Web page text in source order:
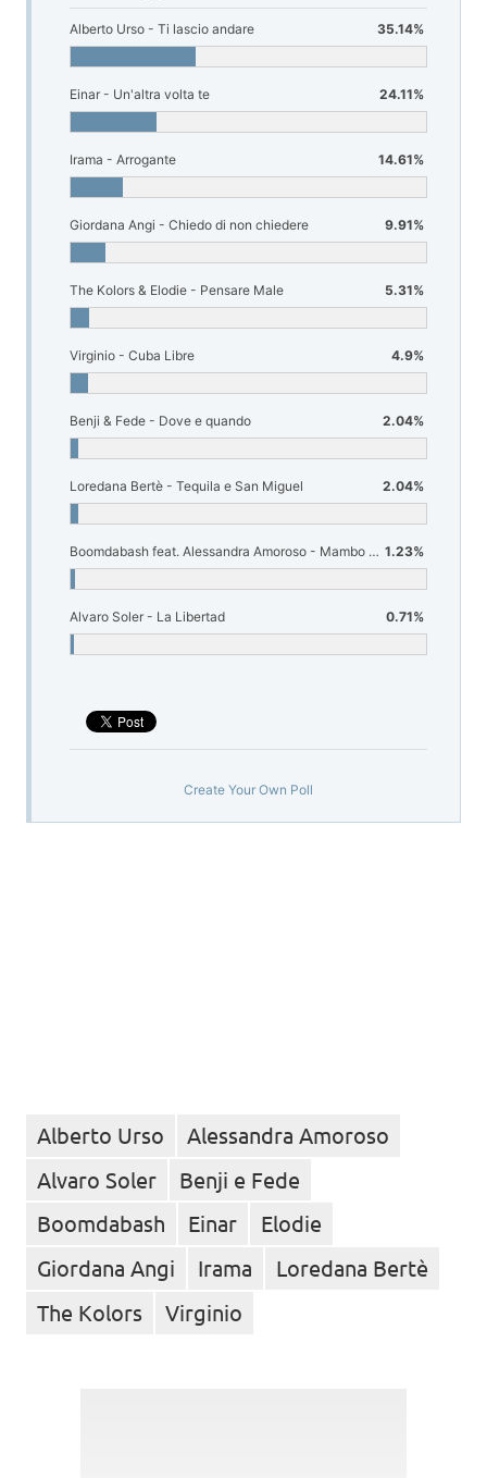
Alberto Urso - Ti lascio andare 35.14%
Einar - Un'altra volta te 24.11%
Irama - Arrogante 14.61%
Giordana Angi - Chiedo di non chiedere 9.91%
The Kolors & Elodie - Pensare Male 5.31%
Virginio - Cuba Libre 4.9%
Benji & Fede - Dove e quando 2.04%
Loredana Bertè - Tequila e San Miguel 2.04%
Boomdabash feat. Alessandra Amoroso - Mambo salentino 1.23%
Alvaro Soler - La Libertad 0.71%
Create Your Own Poll
Alberto Urso
Alessandra Amoroso
Alvaro Soler
Benji e Fede
Boomdabash
Einar
Elodie
Giordana Angi
Irama
Loredana Bertè
The Kolors
Virginio